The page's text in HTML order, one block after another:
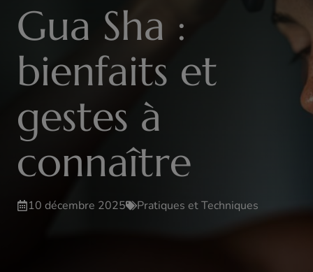
Gua Sha :
bienfaits et
gestes à
connaître
10 décembre 2025 Pratiques et Techniques